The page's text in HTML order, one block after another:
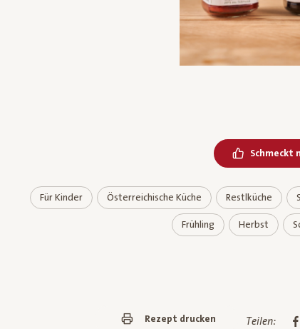
Schmeckt
Für Kinder Österreichische Küche Restlküche
Frühling Herbst
Rezept drucken Teilen: